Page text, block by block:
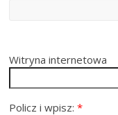
Witryna internetowa
Policz i wpisz: *